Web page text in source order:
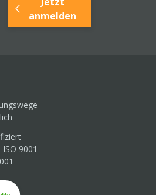
anmelden
ISO 9001